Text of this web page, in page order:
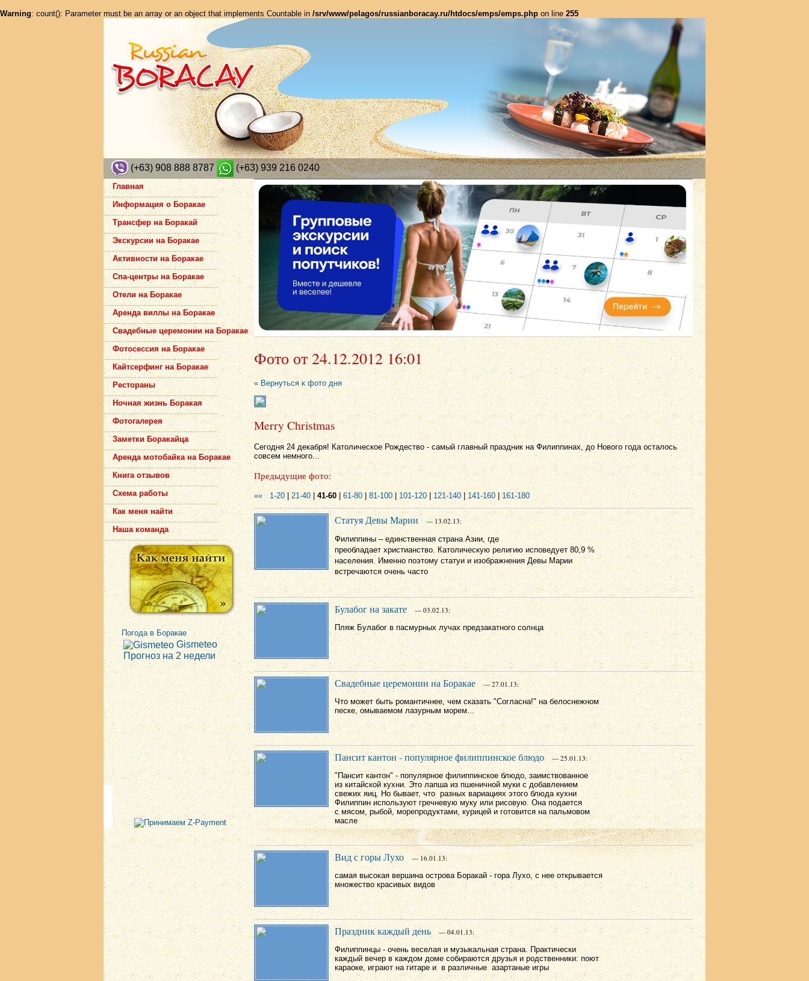
Warning: count(): Parameter must be an array or an object that implements Countable in /srv/www/pelagos/russianboracay.ru/htdocs/emps/emps.php on line 255
(+63) 908 888 8787 (+63) 939 216 0240
Главная
Информация о Боракае
Трансфер на Боракай
Экскурсии на Боракае
Активности на Боракае
Спа-центры на Боракае
Отели на Боракае
Аренда виллы на Боракае
Свадебные церемонии на Боракае
Фотосессия на Боракае
Кайтсерфинг на Боракае
Рестораны
Ночная жизнь Боракая
Фотогалерея
Заметки Боракайца
Аренда мотобайка на Боракае
Книга отзывов
Схема работы
Как меня найти
Наша команда
Погода в Боракае
Gismeteo
Прогноз на 2 недели
Фото от 24.12.2012 16:01
« Вернуться к фото дня
Merry Christmas
Сегодня 24 декабря! Католическое Рождество - самый главный праздник на Филиппинах, до Нового года осталось
совсем немного...
Предыдущие фото:
«« 1-20|21-40|41-60|61-80|81-100|101-120|121-140|141-160|161-180
Статуя Девы Марии
— 13.02.13:
Филиппины – единственная страна Азии, где
преобладаетхристианство.Католическуюрелигию исповедует 80,9 %
населения. Именно поэтому статуи и изображнения Девы Марии
встречаются очень часто
Булабог на закате
— 03.02.13:
Пляж Булабог в пасмурных лучах предзакатного солнца
Свадебные церемонии на Боракае
— 27.01.13:
Что может быть романтичнее, чем сказать "Согласна!" на белоснежном
песке, омываемом лазурным морем...
Пансит кантон - популярное филиппинское блюдо
— 25.01.13:
"Пансит кантон" - популярное филиппинское блюдо, заимствованное
из китайской кухни. Это лапша из пшеничной муки с добавлением
свежих яиц. Но бывает, что разных вариациях этого блюда кухни
Филиппин используют гречневую муку или рисовую. Она подается
с мясом, рыбой, морепродуктами, курицей и готовится на пальмовом
масле
Вид с горы Лухо
— 16.01.13:
самая высокая вершина острова Боракай - гора Лухо, с нее открывается
множество красивых видов
Праздник каждый день
— 04.01.13:
Филиппинцы - очень веселая и музыкальная страна. Практически
каждый вечер в каждом доме собираются друзья и родственники: поют
караоке, играют на гитаре и в различные азартаные игры